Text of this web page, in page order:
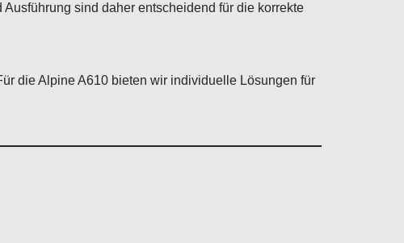
sind daher entscheidend für die korrekte
die Alpine A610 bieten wir individuelle Lösungen für